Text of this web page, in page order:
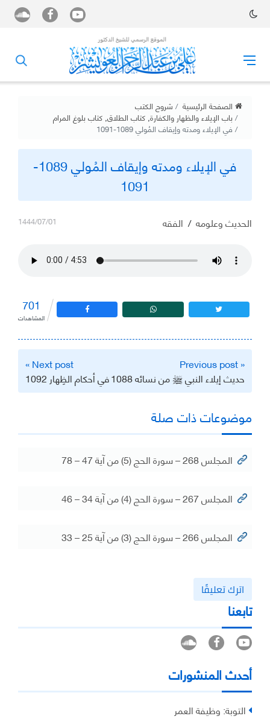
الصفحة الرئيسية شروح الكتب
باب الإيلاء والظهار والكفارة, كتاب الطلاق, كتاب بلوغ المرام
في الإيلاء ومدته وإيقاف المُولي 1089-1091
في الإيلاء ومدته وإيقاف المُولي 1089-
1091
1444/07/01 الحديث وعلومه / الفقه
701
المشاهدات
تصفّح
المقالات
« Previous post
حديث إيلاء النبي ﷺ من نسائه 1088
Next post »
في أحكام الظِهار 1092
موضوعات ذات صلة
المجلس 268 – سورة الحج (5) من آية 47 – 78
المجلس 267 – سورة الحج (4) من آية 34 – 46
المجلس 266 – سورة الحج (3) من آية 25 – 33
اترك تعليقًا
تابعنا
أحدث المنشورات
التوبة: وظيفة العمر